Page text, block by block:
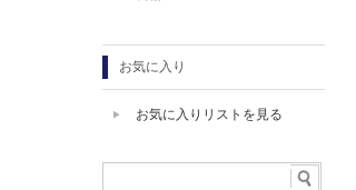
お気に入り
お気に入りリストを見る